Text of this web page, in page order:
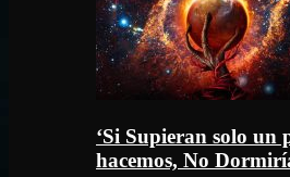
‘Si Supieran solo un
hacemos, No